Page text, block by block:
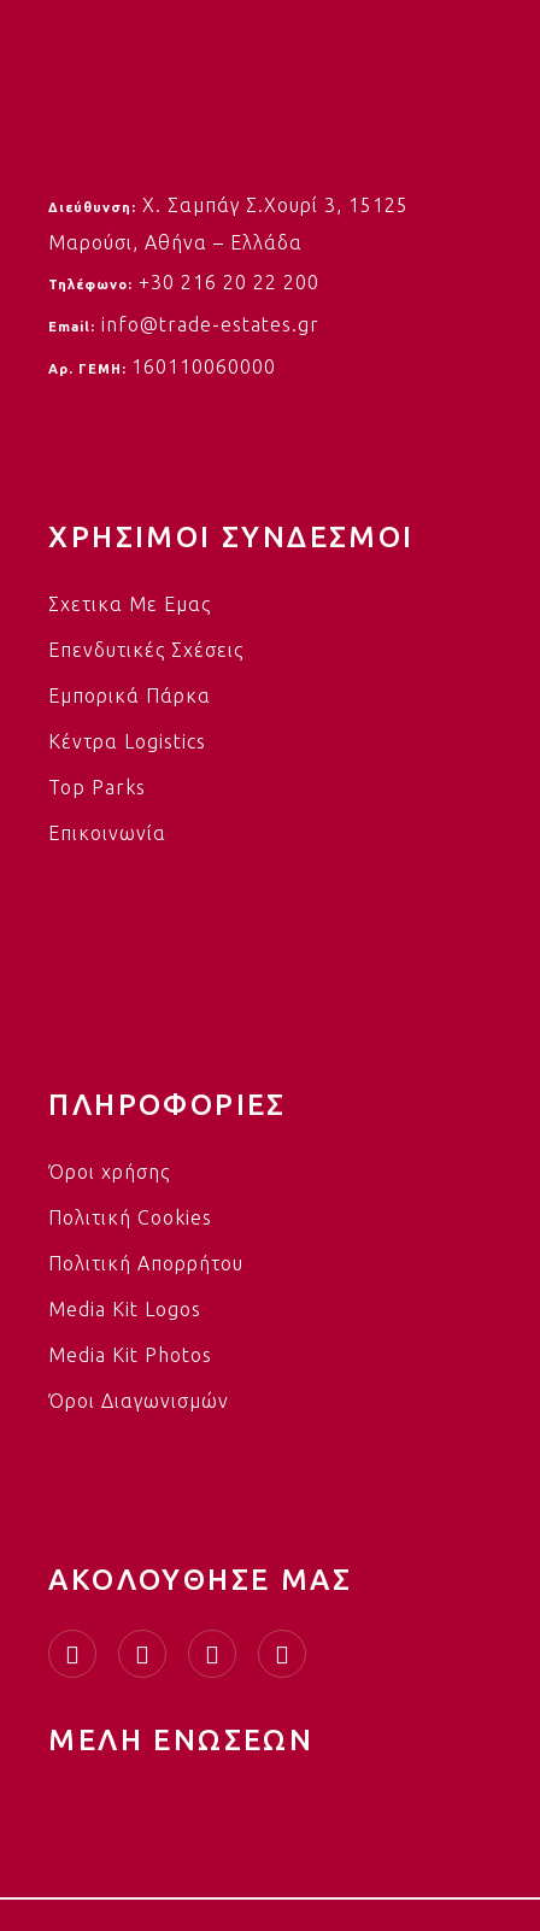
Διεύθυνση: Χ. Σαμπάγ Σ.Χουρί 3, 15125
Μαρούσι, Αθήνα – Ελλάδα
Τηλέφωνο: +30 216 20 22 200
Email: info@trade-estates.gr
Αρ. ΓΕΜΗ: 160110060000
ΧΡΗΣΙΜΟΙ ΣΥΝΔΕΣΜΟΙ
Σχετικα Με Eμας
Επενδυτικές Σχέσεις
Εμπορικά Πάρκα
Κέντρα Logistics
Top Parks
Επικοινωνία
ΠΛΗΡΟΦΟΡΙΕΣ
Όροι χρήσης
Πολιτική Cookies
Πολιτική Απορρήτου
Media Kit Logos
Media Kit Photos
Όροι Διαγωνισμών
AΚΟΛΟΥΘΗΣΕ ΜΑΣ
ΜΕΛΗ ΕΝΩΣΕΩΝ